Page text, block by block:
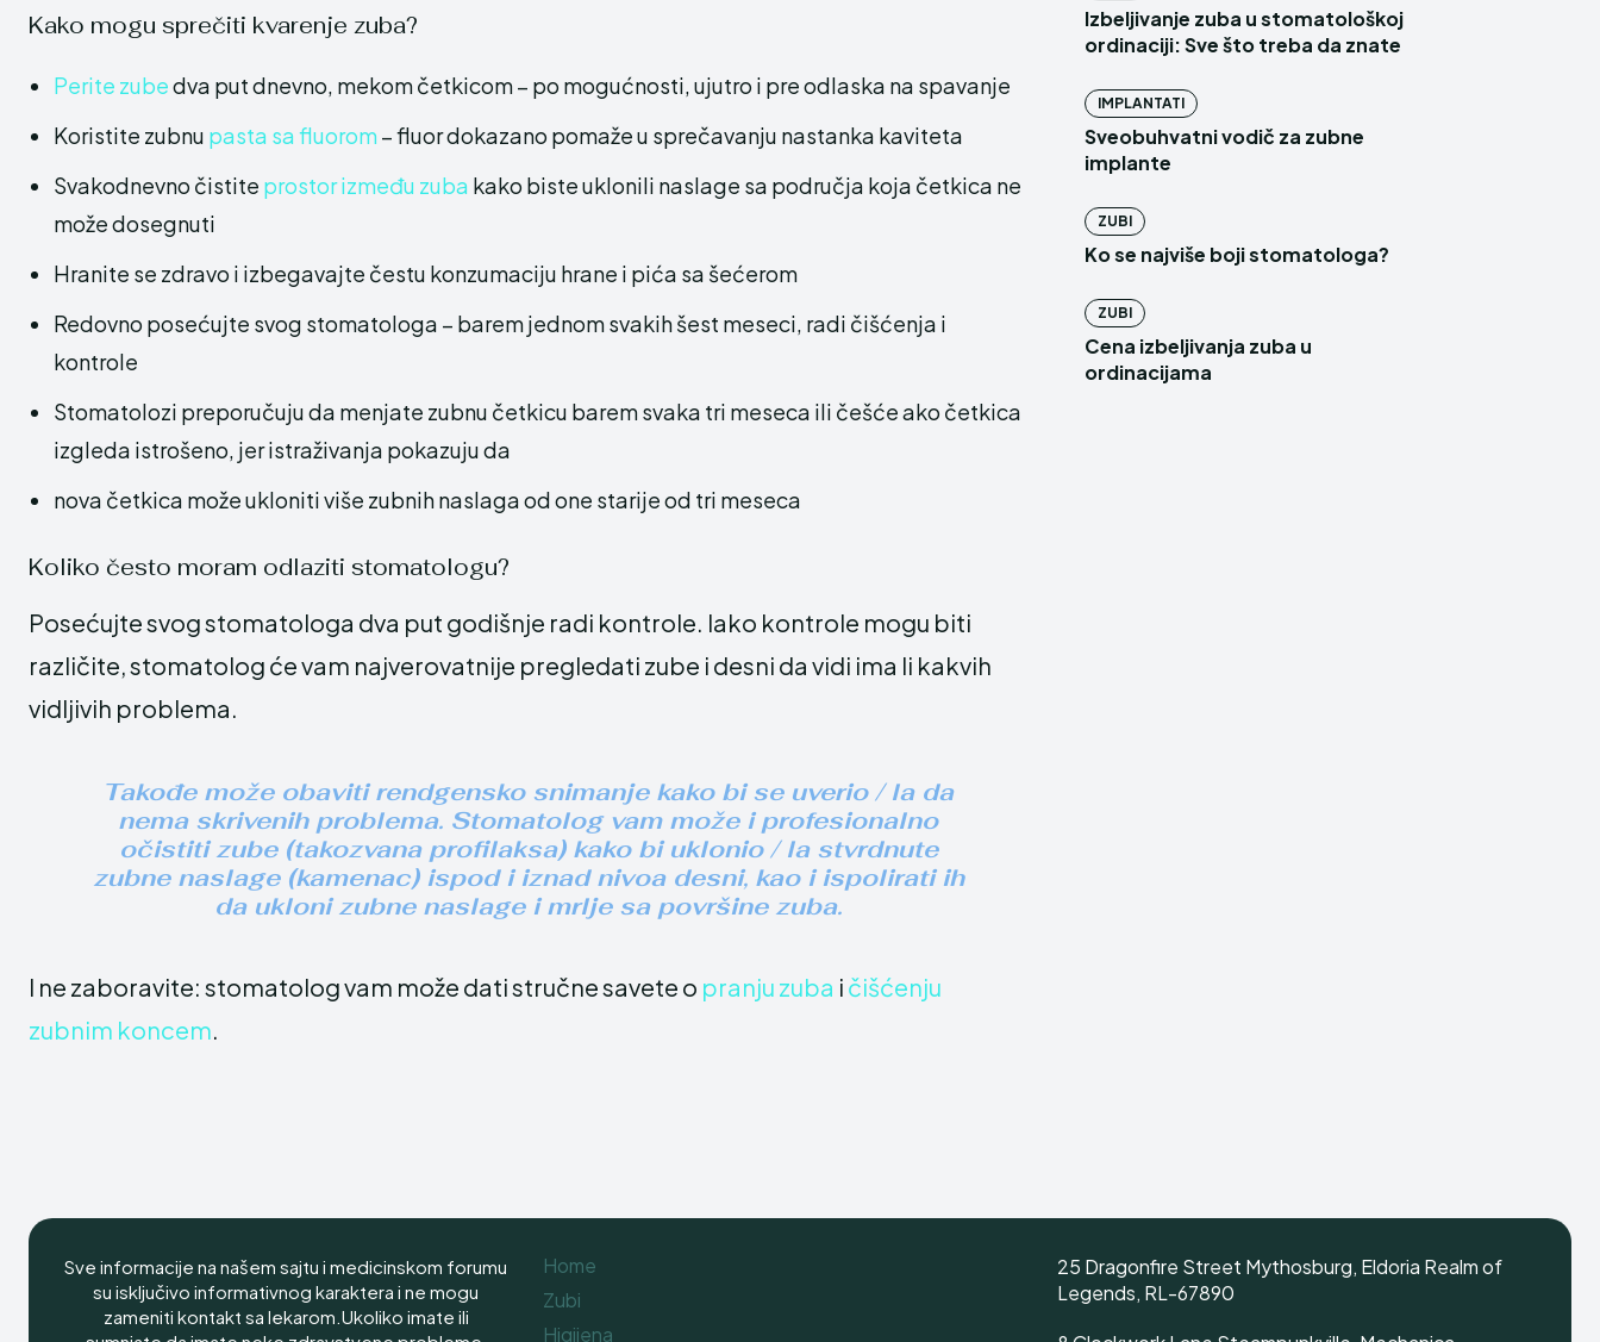
Kako mogu sprečiti kvarenje zuba?
Perite zubedva put dnevno, mekom četkicom – po mogućnosti, ujutro i pre odlaska na spavanje
Koristite zubnu pasta sa fluorom– fluor dokazano pomaže u sprečavanju nastanka kaviteta
Svakodnevno čistite prostor između zuba kako biste uklonili naslage sa područja koja četkica ne
može dosegnuti
Hranite se zdravo i izbegavajte čestu konzumaciju hrane i pića sa šećerom
Redovno posećujte svog stomatologa – barem jednom svakih šest meseci, radi čišćenja i
kontrole
Stomatolozi preporučuju da menjate zubnu četkicu barem svaka tri meseca ili češće ako četkica
izgleda istrošeno, jer istraživanja pokazuju da
nova četkica može ukloniti više zubnih naslaga od one starije od tri meseca
Koliko često moram odlaziti stomatologu?
Posećujte svog stomatologa dva put godišnje radi kontrole. Iako kontrole mogu biti
različite, stomatolog će vam najverovatnije pregledati zube i desni da vidi ima li kakvih
vidljivih problema.
Takođe može obaviti rendgensko snimanje kako bi se uverio / la da
nema skrivenih problema. Stomatolog vam može i profesionalno
očistiti zube (takozvana profilaksa) kako bi uklonio / la stvrdnute
zubne naslage (kamenac) ispod i iznad nivoa desni, kao i ispolirati ih
da ukloni zubne naslage i mrlje sa površine zuba.
I ne zaboravite: stomatolog vam može dati stručne savete o pranju zuba i čišćenju
zubnim koncem.
Izbeljivanje zuba u stomatološkoj
ordinaciji: Sve što ‌treba da znate
IMPLANTATI
Sveobuhvatni vodič za zubne
implante
ZUBI
Ko se najviše boji stomatologa?
ZUBI
Cena izbeljivanja zuba u
ordinacijama
Sve informacije na našem sajtu i medicinskom forumu
su isključivo informativnog karaktera i ne mogu
zameniti kontakt sa lekarom.Ukoliko imate ili
Home
Zubi
Higijena
25 Dragonfire Street Mythosburg, Eldoria Realm of
Legends, RL-67890